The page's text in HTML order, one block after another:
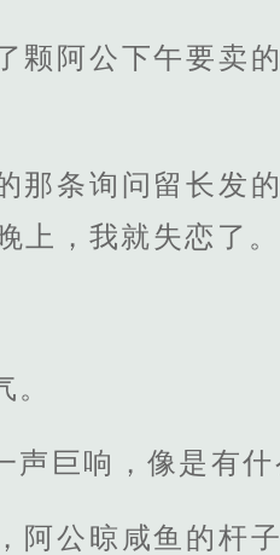
颗阿公下午要卖
那条询问留长发
上，我就失恋了。
巨响，像是有什
阿公晾咸鱼的杆